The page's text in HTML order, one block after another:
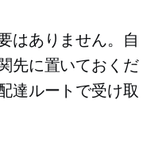
はありません。自
先に置いておくだ
達ルートで受け取